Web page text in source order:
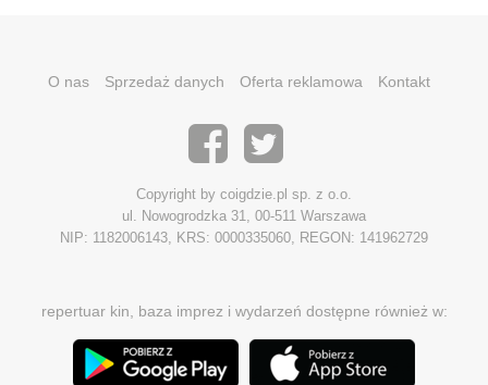
O nas Sprzedaż danych Oferta reklamowa Kontakt
Copyright by coigdzie.pl sp. z o.o.
ul. Nowogrodzka 31, 00-511 Warszawa
NIP: 1182006143, KRS: 0000335060, REGON: 141962729
repertuar kin, baza imprez i wydarzeń dostępne również w: